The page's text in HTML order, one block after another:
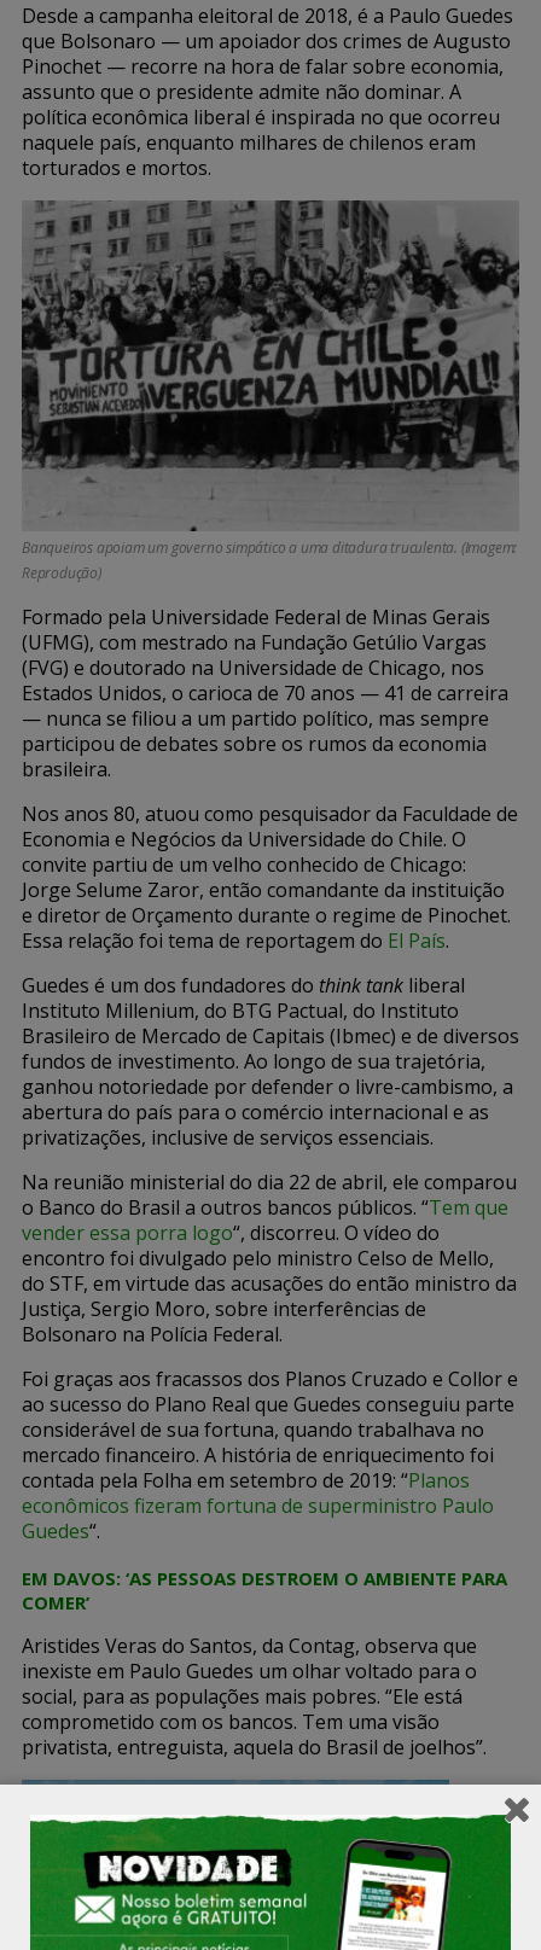
Desde a campanha eleitoral de 2018, é a Paulo Guedes
que Bolsonaro — um apoiador dos crimes de Augusto
Pinochet — recorre na hora de falar sobre economia,
assunto que o presidente admite não dominar. A
política econômica liberal é inspirada no que ocorreu
naquele país, enquanto milhares de chilenos eram
torturados e mortos.
Banqueiros apoiam um governo simpático a uma ditadura truculenta. (Imagem:
Reprodução)
Formado pela Universidade Federal de Minas Gerais
(UFMG), com mestrado na Fundação Getúlio Vargas
(FVG) e doutorado na Universidade de Chicago, nos
Estados Unidos, o carioca de 70 anos — 41 de carreira
— nunca se filiou a um partido político, mas sempre
participou de debates sobre os rumos da economia
brasileira.
Nos anos 80, atuou como pesquisador da Faculdade de
Economia e Negócios da Universidade do Chile. O
convite partiu de um velho conhecido de Chicago:
Jorge Selume Zaror, então comandante da instituição
e diretor de Orçamento durante o regime de Pinochet.
Essa relação foi tema de reportagem do El País.
Guedes é um dos fundadores do think tank liberal
Instituto Millenium, do BTG Pactual, do Instituto
Brasileiro de Mercado de Capitais (Ibmec) e de diversos
fundos de investimento. Ao longo de sua trajetória,
ganhou notoriedade por defender o livre-cambismo, a
abertura do país para o comércio internacional e as
privatizações, inclusive de serviços essenciais.
Na reunião ministerial do dia 22 de abril, ele comparou
o Banco do Brasil a outros bancos públicos. “Tem que
vender essa porra logo“, discorreu. O vídeo do
encontro foi divulgado pelo ministro Celso de Mello,
do STF, em virtude das acusações do então ministro da
Justiça, Sergio Moro, sobre interferências de
Bolsonaro na Polícia Federal.
Foi graças aos fracassos dos Planos Cruzado e Collor e
ao sucesso do Plano Real que Guedes conseguiu parte
considerável de sua fortuna, quando trabalhava no
mercado financeiro. A história de enriquecimento foi
contada pela Folha em setembro de 2019: “Planos
econômicos fizeram fortuna de superministro Paulo
Guedes“.
EM DAVOS: ‘AS PESSOAS DESTROEM O AMBIENTE PARA
COMER’
Aristides Veras do Santos, da Contag, observa que
inexiste em Paulo Guedes um olhar voltado para o
social, para as populações mais pobres. “Ele está
comprometido com os bancos. Tem uma visão
privatista, entreguista, aquela do Brasil de joelhos”.